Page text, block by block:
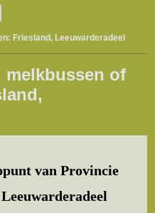
Friesland, Leeuwarderadeel
melkbussen of
van Provincie